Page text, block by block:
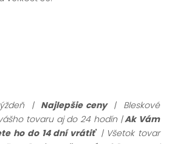
|Najlepšie ceny | Bleskové
tovaru aj do 24 hodín |Ak Vám
ho do 14 dní vrátiť | Všetok tovar